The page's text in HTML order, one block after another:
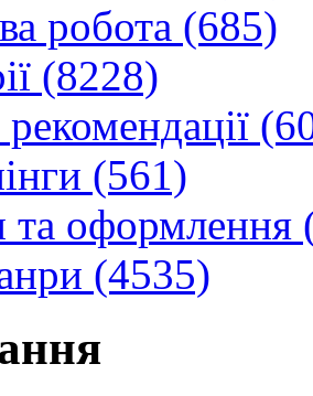
робота (685)
(8228)
(561)
та оформлення
(4535)